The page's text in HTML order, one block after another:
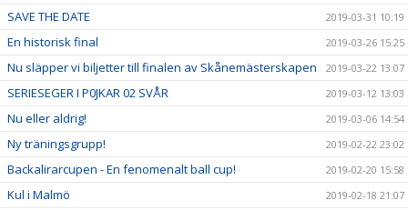
SAVE THE DATE 2019-03-31 10:19
En historisk final 2019-03-26 15:25
Nu släpper vi biljetter till finalen av Skånemästerskapen 2019-03-22 13:07
SERIESEGER I P0JKAR 02 SVÅR 2019-03-12 13:03
Nu eller aldrig! 2019-03-06 14:54
Ny träningsgrupp! 2019-02-22 23:02
Backalirarcupen - En fenomenalt ball cup! 2019-02-20 15:58
Kul i Malmö 2019-02-18 21:07